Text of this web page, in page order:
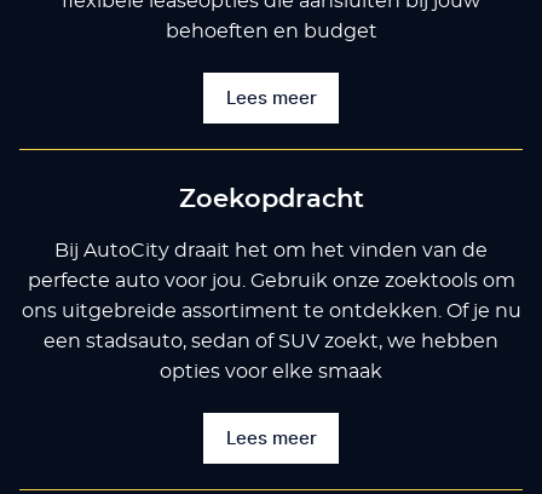
behoeften en budget
Lees meer
Zoekopdracht
Bij AutoCity draait het om het vinden van de
perfecte auto voor jou. Gebruik onze zoektools om
ons uitgebreide assortiment te ontdekken. Of je nu
een stadsauto, sedan of SUV zoekt, we hebben
opties voor elke smaak
Lees meer